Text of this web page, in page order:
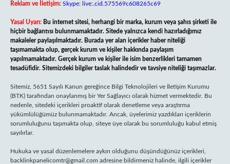
Reklam ve İletişim: Skype: live:.cid.575569c608265c69
Yasal Uyarı: Bu internet sitesi, herhangi bir marka, kurum veya şahıs şirketi ile
hiçbir bağlantısı bulunmamaktadır. Sitede yalnızca kendi hazırladığımız
makaleler paylaşılmaktadır. Burada yer alan içerikler haber niteliği
taşımamakta olup, gerçek kurum ve kişiler hakkında paylaşım
yapılmamaktadır. Gerçek kurum ve kişiler ile isim benzerlikleri tamamen
tesadüfidir. Sitemizdeki bilgiler taslak halindedir ve tavsiye niteliği taşımazlar.
Sitemiz, 5651 Sayılı Kanun gereğince Bilgi Teknolojileri ve İletişim Kurumu
(BTK) tarafından onaylanmış bir Yer Sağlayıcı olarak hizmet vermektedir. Bu
nedenle, sitedeki içerikleri proaktif olarak denetleme veya araştırma
yükümlülüğümüz bulunmamaktadır. Ancak, üyelerimiz yazdıkları içeriklerin
sorumluluğunu taşımakta olup, siteye üye olarak bu sorumluluğu kabul etmiş
sayılırlar.
Hukuka ve yasal düzenlemelere aykırı olduğunu düşündüğünüz içerikleri,
backlinkpanelicomtr@gmail.com adresine bildirmeniz halinde, ilgili içerikler